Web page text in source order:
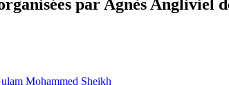
par Agnès Angliviel
Mohammed Sheikh